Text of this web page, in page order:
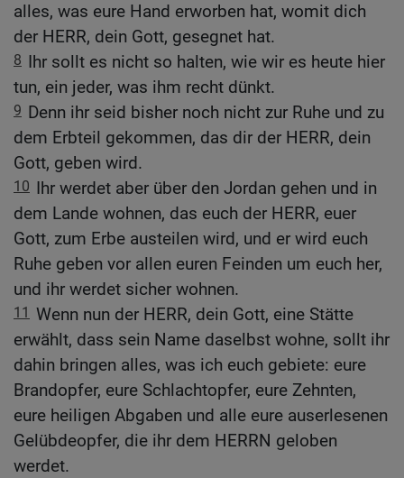
alles, was eure Hand erworben hat, womit dich
der HERR, dein Gott, gesegnet hat.
8 Ihr sollt es nicht so halten, wie wir es heute hier
tun, ein jeder, was ihm recht dünkt.
9 Denn ihr seid bisher noch nicht zur Ruhe und zu
dem Erbteil gekommen, das dir der HERR, dein
Gott, geben wird.
10 Ihr werdet aber über den Jordan gehen und in
dem Lande wohnen, das euch der HERR, euer
Gott, zum Erbe austeilen wird, und er wird euch
Ruhe geben vor allen euren Feinden um euch her,
und ihr werdet sicher wohnen.
11 Wenn nun der HERR, dein Gott, eine Stätte
erwählt, dass sein Name daselbst wohne, sollt ihr
dahin bringen alles, was ich euch gebiete: eure
Brandopfer, eure Schlachtopfer, eure Zehnten,
eure heiligen Abgaben und alle eure auserlesenen
Gelübdeopfer, die ihr dem HERRN geloben
werdet.